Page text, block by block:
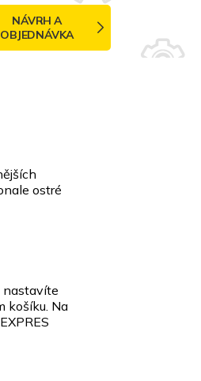
NÁVRH A
OBJEDNÁVKA
ostré
nastavíte
košíku. Na